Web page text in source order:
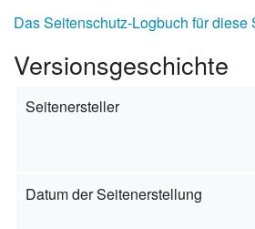
Das Seitenschutz-Logbuch für diese
Versionsgeschichte
Seitenersteller
Datum der Seitenerstellung